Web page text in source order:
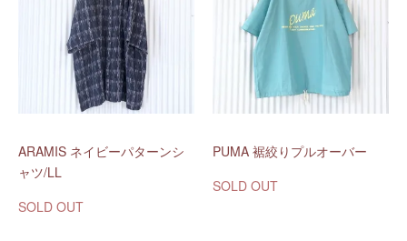
ARAMIS ネイビーパターンシ
ャツ/LL
SOLD OUT
PUMA 裾絞りプルオーバー
SOLD OUT